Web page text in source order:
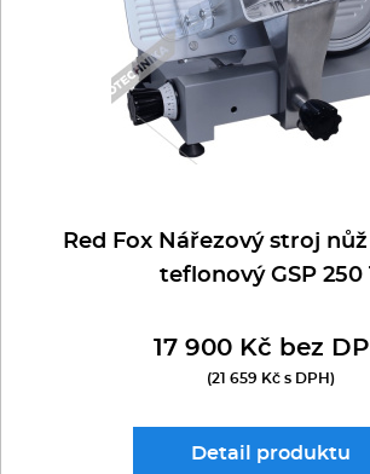
Red Fox Nářezový stroj
teflonový GSP 250
17 900 Kč bez
(21 659 Kč s DPH)
Detail produktu